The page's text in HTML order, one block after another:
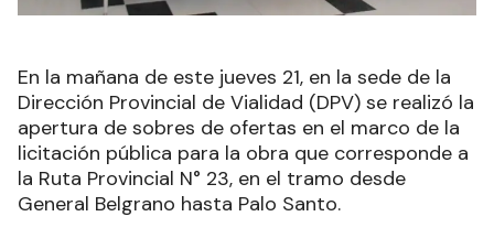
En la mañana de este jueves 21, en la sede de la
Dirección Provincial de Vialidad (DPV) se realizó la
apertura de sobres de ofertas en el marco de la
licitación pública para la obra que corresponde a
la Ruta Provincial N° 23, en el tramo desde
General Belgrano hasta Palo Santo.